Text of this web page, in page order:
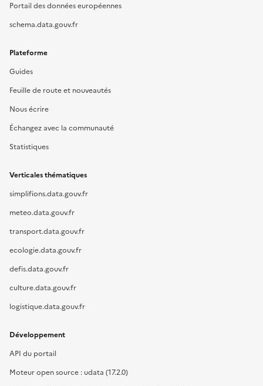
Portail des données européennes
schema.data.gouv.fr
Plateforme
Guides
Feuille de route et nouveautés
Nous écrire
Échangez avec la communauté
Statistiques
Verticales thématiques
simplifions.data.gouv.fr
meteo.data.gouv.fr
transport.data.gouv.fr
ecologie.data.gouv.fr
defis.data.gouv.fr
culture.data.gouv.fr
logistique.data.gouv.fr
Développement
API du portail
Moteur open source : udata (17.2.0)